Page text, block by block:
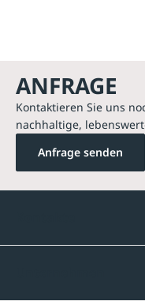
ANFRAGE
Kontaktieren Sie uns
nachhaltige,
Anfrage senden